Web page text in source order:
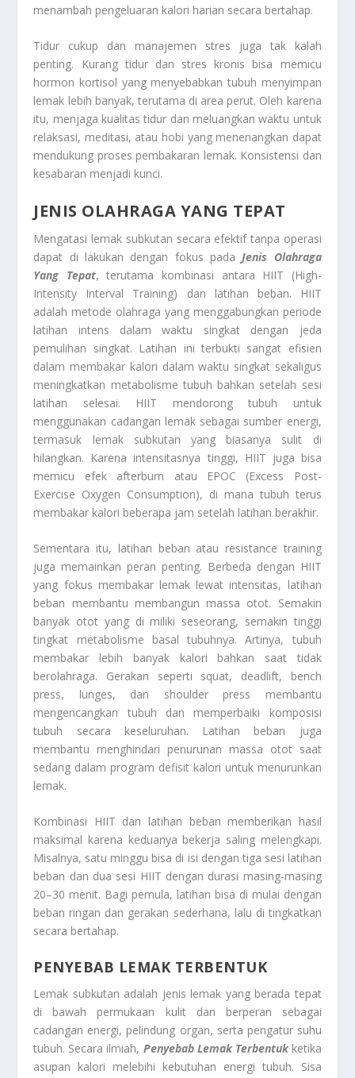
menambah pengeluaran kalori harian secara bertahap.
Tidur cukup dan manajemen stres juga tak kalah
penting. Kurang tidur dan stres kronis bisa memicu
hormon kortisol yang menyebabkan tubuh menyimpan
lemak lebih banyak, terutama di area perut. Oleh karena
itu, menjaga kualitas tidur dan meluangkan waktu untuk
relaksasi, meditasi, atau hobi yang menenangkan dapat
mendukung proses pembakaran lemak. Konsistensi dan
kesabaran menjadi kunci.
JENIS OLAHRAGA YANG TEPAT
Mengatasi lemak subkutan secara efektif tanpa operasi
dapat di lakukan dengan fokus pada Jenis Olahraga
Yang Tepat, terutama kombinasi antara HIIT (High-
Intensity Interval Training) dan latihan beban. HIIT
adalah metode olahraga yang menggabungkan periode
latihan intens dalam waktu singkat dengan jeda
pemulihan singkat. Latihan ini terbukti sangat efisien
dalam membakar kalori dalam waktu singkat sekaligus
meningkatkan metabolisme tubuh bahkan setelah sesi
latihan selesai. HIIT mendorong tubuh untuk
menggunakan cadangan lemak sebagai sumber energi,
termasuk lemak subkutan yang biasanya sulit di
hilangkan. Karena intensitasnya tinggi, HIIT juga bisa
memicu efek afterburn atau EPOC (Excess Post-
Exercise Oxygen Consumption), di mana tubuh terus
membakar kalori beberapa jam setelah latihan berakhir.
Sementara itu, latihan beban atau resistance training
juga memainkan peran penting. Berbeda dengan HIIT
yang fokus membakar lemak lewat intensitas, latihan
beban membantu membangun massa otot. Semakin
banyak otot yang di miliki seseorang, semakin tinggi
tingkat metabolisme basal tubuhnya. Artinya, tubuh
membakar lebih banyak kalori bahkan saat tidak
berolahraga. Gerakan seperti squat, deadlift, bench
press, lunges, dan shoulder press membantu
mengencangkan tubuh dan memperbaiki komposisi
tubuh secara keseluruhan. Latihan beban juga
membantu menghindari penurunan massa otot saat
sedang dalam program defisit kalori untuk menurunkan
lemak.
Kombinasi HIIT dan latihan beban memberikan hasil
maksimal karena keduanya bekerja saling melengkapi.
Misalnya, satu minggu bisa di isi dengan tiga sesi latihan
beban dan dua sesi HIIT dengan durasi masing-masing
20–30 menit. Bagi pemula, latihan bisa di mulai dengan
beban ringan dan gerakan sederhana, lalu di tingkatkan
secara bertahap.
PENYEBAB LEMAK TERBENTUK
Lemak subkutan adalah jenis lemak yang berada tepat
di bawah permukaan kulit dan berperan sebagai
cadangan energi, pelindung organ, serta pengatur suhu
tubuh. Secara ilmiah, Penyebab Lemak Terbentukketika
asupan kalori melebihi kebutuhan energi tubuh. Sisa